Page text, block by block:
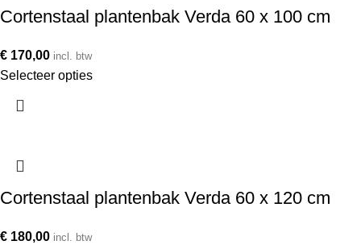
Cortenstaal plantenbak Verda 60 x 100 cm
€ 170,00 incl. btw
Selecteer opties
Cortenstaal plantenbak Verda 60 x 120 cm
€ 180,00 incl. btw